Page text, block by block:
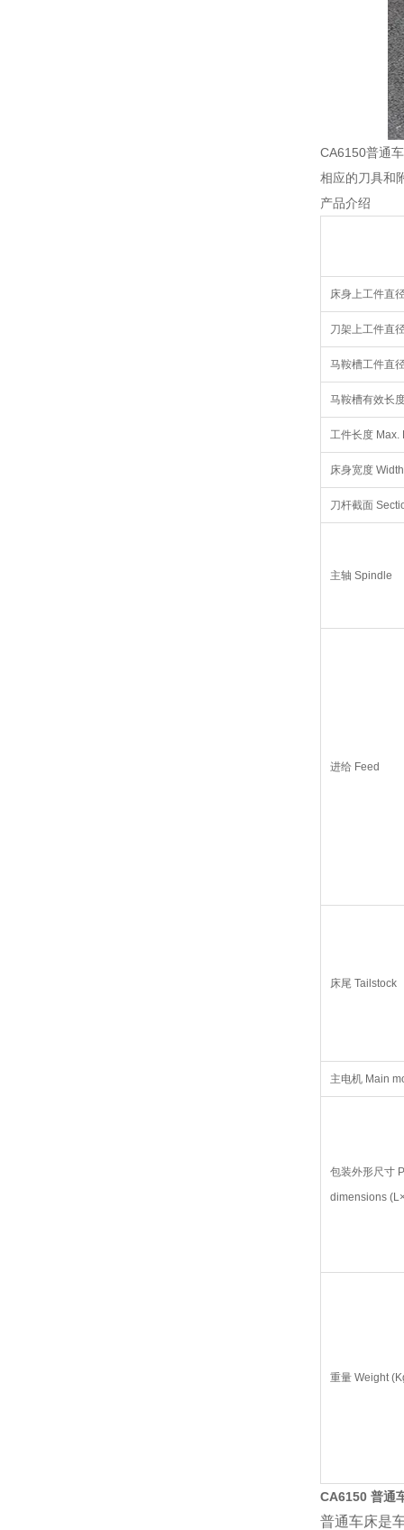
CA6150普通
相应的刀具和
产品介绍
床身上工件直
刀架上工件直
马鞍槽工件直
马鞍槽有效长
工件长度 Max.
床身宽度
刀杆截面
主轴 Spindle
进给 Feed
床尾 Tailstock
主电机 Main
包装外形尺寸
dimensions
重量 Weight
CA6150 普通
普通车床是